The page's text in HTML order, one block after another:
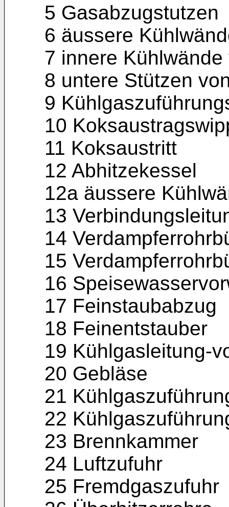
5 Gasabzugstutzen
6 äussere
7 innere Kühlwände
8 untere Stützen
9
10
11 Koksaustritt
12 Abhitzekessel
12a äussere
13
14
15
16
17 Feinstaubabzug
18 Feinentstauber
19 Kühlgasleitung-
20 Gebläse
21
22
23 Brennkammer
24 Luftzufuhr
25 Fremdgaszufuhr